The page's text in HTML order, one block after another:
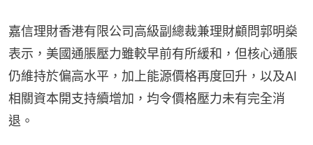
嘉信理財香港有限公司高級副總裁兼理財顧問郭明燊
表示，美國通脹壓力雖較早前有所緩和，但核心通脹
仍維持於偏高水平，加上能源價格再度回升，以及AI
相關資本開支持續增加，均令價格壓力未有完全消
退。